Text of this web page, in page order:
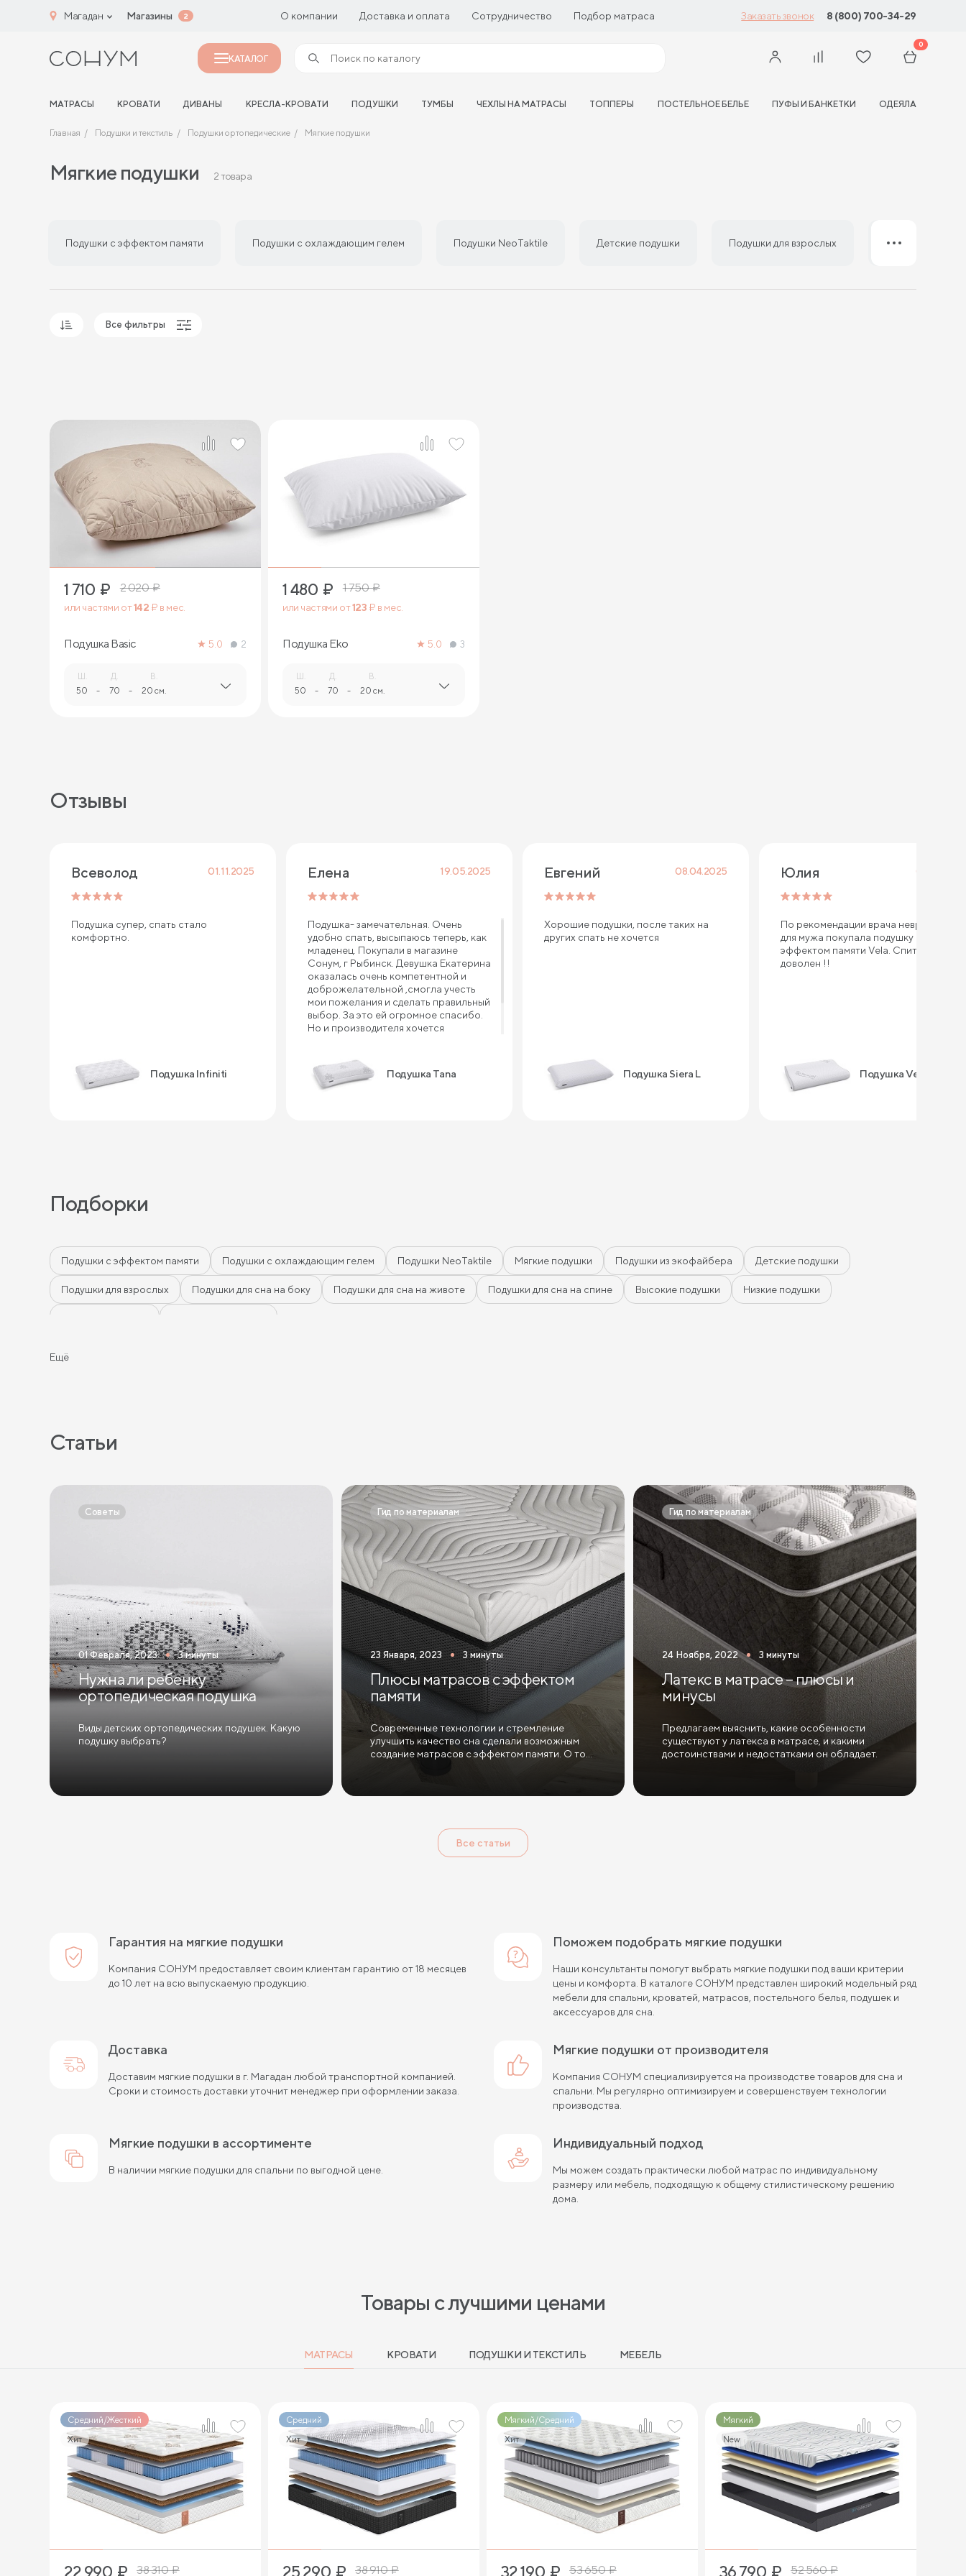
Магадан Магазины 2 О компании Доставка и оплата Сотрудничество Подбор матраса Заказать звонок 8 (800) 700-34-29
КАТАЛОГ
0
МАТРАСЫ КРОВАТИ ДИВАНЫ КРЕСЛА-КРОВАТИ ПОДУШКИ ТУМБЫ ЧЕХЛЫ НА МАТРАСЫ ТОППЕРЫ ПОСТЕЛЬНОЕ БЕЛЬЕ ПУФЫ И БАНКЕТКИ ОДЕЯЛА
Главная Подушки и текстиль Подушки ортопедические Мягкие подушки
Мягкие подушки 2 товара
Подушки с эффектом памяти Подушки с охлаждающим гелем Подушки NeoTaktile Детские подушки Подушки для взрослых Подушки 50 на
Все фильтры
1 710 ₽ 2 020₽
или частями от142 ₽ в мес.
Подушка Basic 5.0 2
Ш.
50 -
Д.
70 -
В.
20 см.
1 480 ₽ 1 750₽
или частями от123 ₽ в мес.
Подушка Eko 5.0 3
Ш.
50 -
Д.
70 -
В.
20 см.
Отзывы
Всеволод 01.11.2025
Подушка супер, спать стало
комфортно.
Подушка Infiniti
Елена 19.05.2025
Подушка- замечательная. Очень
удобно спать, высыпаюсь теперь, как
младенец. Покупали в магазине
Сонум, г Рыбинск. Девушка Екатерина
оказалась очень компетентной и
доброжелательной ,смогла учесть
мои пожелания и сделать правильный
выбор. За это ей огромное спасибо.
Но и производителя хочется
цену
Подушка Tana
Евгений 08.04.2025
Хорошие подушки, после таких на
других спать не хочется
Подушка Siera L
Юлия 07.12.2024
По рекомендации врача невролога
для мужа покупала подушку с
эффектом памяти Vela. Спит уже год -
доволен !!
Подушка Vela
Подборки
Подушки с эффектом памяти Подушки с охлаждающим гелем Подушки NeoTaktile Мягкие подушки Подушки из экофайбера Детские подушки
Подушки для взрослых Подушки для сна на боку Подушки для сна на животе Подушки для сна на спине Высокие подушки Низкие подушки
Ещё
Статьи
Советы
01 Февраля, 2023 3 минуты
Нужна ли ребенку
ортопедическая подушка
Виды детских ортопедических подушек. Какую
подушку выбрать?
Гид по материалам
23 Января, 2023 3 минуты
Плюсы матрасов с эффектом
памяти
Современные технологии и стремление
улучшить качество сна сделали возможным
создание матрасов с эффектом памяти. О том,
Гид по материалам
24 Ноября, 2022 3 минуты
Латекс в матрасе – плюсы и
минусы
Предлагаем выяснить, какие особенности
существуют у латекса в матрасе, и какими
достоинствами и недостатками он обладает.
Все статьи
Гарантия на мягкие подушки
Компания СОНУМ предоставляет своим клиентам гарантию от 18 месяцев
до 10 лет на всю выпускаемую продукцию.
Поможем подобрать мягкие подушки
Наши консультанты помогут выбрать мягкие подушки под ваши критерии
цены и комфорта. В каталоге СОНУМ представлен широкий модельный ряд
мебели для спальни, кроватей, матрасов, постельного белья, подушек и
аксессуаров для сна.
Доставка
Доставим мягкие подушки в г. Магадан любой транспортной компанией.
Сроки и стоимость доставки уточнит менеджер при оформлении заказа.
мягкие подушки от производителя
Компания СОНУМ специализируется на производстве товаров для сна и
спальни. Мы регулярно оптимизируем и совершенствуем технологии
производства.
мягкие подушки в ассортименте
В наличии мягкие подушки для спальни по выгодной цене.
Индивидуальный подход
Мы можем создать практически любой матрас по индивидуальному
размеру или мебель, подходящую к общему стилистическому решению
дома.
Товары с лучшими ценами
МАТРАСЫ КРОВАТИ ПОДУШКИ И ТЕКСТИЛЬ МЕБЕЛЬ
Средний/Жесткий
Хит
1
22 990 ₽ 38 310₽
Средний
Хит
2
25 290 ₽ 38 910₽
Мягкий/Средний
Хит
2
32 190 ₽ 53 650₽
Мягкий
New
2
36 790 ₽ 52 560₽